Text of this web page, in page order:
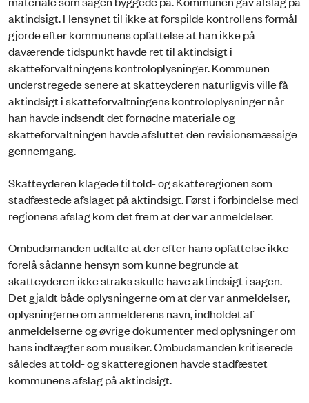
aktindsigt. Hensynet til ikke at forspilde kontrollens formål
gjorde efter kommunens opfattelse at han ikke på
daværende tidspunkt havde ret til aktindsigt i
skatteforvaltningens kontroloplysninger. Kommunen
understregede senere at skatteyderen naturligvis ville få
aktindsigt i skatteforvaltningens kontroloplysninger når
han havde indsendt det fornødne materiale og
skatteforvaltningen havde afsluttet den revisionsmæssige
gennemgang.
Skatteyderen klagede til told- og skatteregionen som
stadfæstede afslaget på aktindsigt. Først i forbindelse med
regionens afslag kom det frem at der var anmeldelser.
Ombudsmanden udtalte at der efter hans opfattelse ikke
forelå sådanne hensyn som kunne begrunde at
skatteyderen ikke straks skulle have aktindsigt i sagen.
Det gjaldt både oplysningerne om at der var anmeldelser,
oplysningerne om anmelderens navn, indholdet af
anmeldelserne og øvrige dokumenter med oplysninger om
hans indtægter som musiker. Ombudsmanden kritiserede
således at told- og skatteregionen havde stadfæstet
kommunens afslag på aktindsigt.